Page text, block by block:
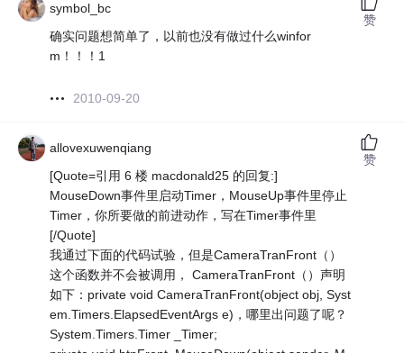
symbol_bc
确实问题想简单了，以前也没有做过什么winfor
m！！！1
2010-09-20
赞
allovexuwenqiang
[Quote=引用 6 楼 macdonald25 的回复:]
MouseDown事件里启动Timer，MouseUp事件里停止
Timer，你所要做的前进动作，写在Timer事件里
[/Quote]
我通过下面的代码试验，但是CameraTranFront（）
这个函数并不会被调用， CameraTranFront（）声明
如下：private void CameraTranFront(object obj, Syst
em.Timers.ElapsedEventArgs e)，哪里出问题了呢？
System.Timers.Timer _Timer;
赞